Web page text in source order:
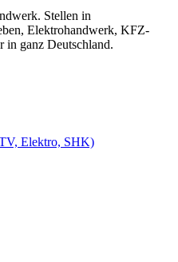
Stellen in
Elektrohandwerk, KFZ-
in ganz Deutschland.
Elektro, SHK)